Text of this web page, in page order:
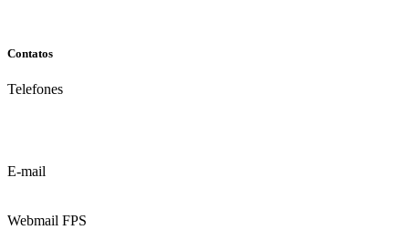
Contatos
Telefones
E-mail
Webmail FPS